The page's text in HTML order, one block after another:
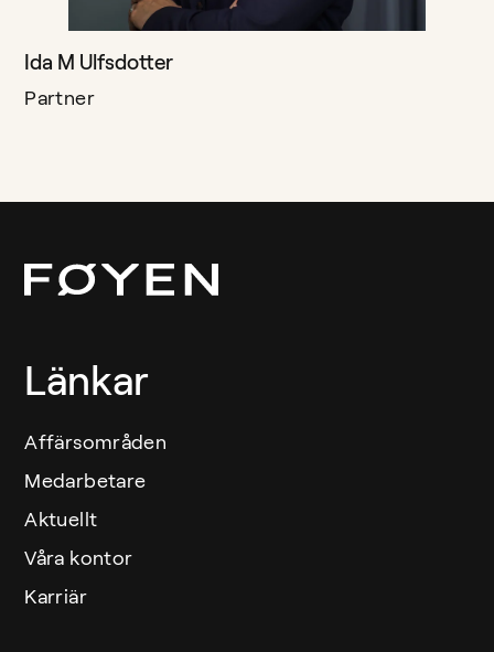
Ida M Ulfsdotter
Partner
Länkar
Affärsområden
Medarbetare
Aktuellt
Våra kontor
Karriär